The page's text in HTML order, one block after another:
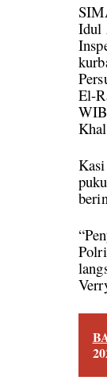
Idul
El-